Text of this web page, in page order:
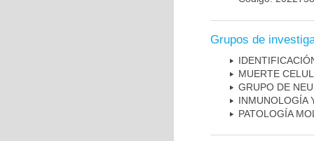
Grupos de
MUERTE
GRUPO DE
INMUNOLOGÍA
PATOLOGÍA